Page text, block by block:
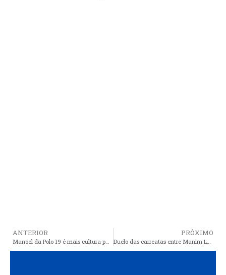
ANTERIOR PRÓXIMO
Duelo das carreatas entre Manim Leal e Neto Carvalho, esquenta a briga de Santa Quitéria e Magalhães de Almeida pela prefeitura de Araioses